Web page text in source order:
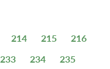
214 215
216
233 234 235